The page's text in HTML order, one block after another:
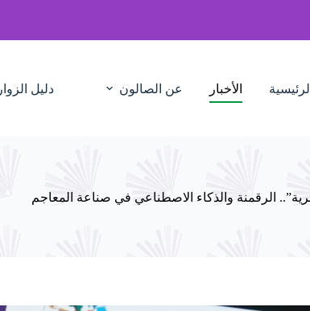
الرئيسية الأخبار عن الصالون دليل الزوار
الرقمنة والذكاء الاصطناعي في صناعة المعاجم